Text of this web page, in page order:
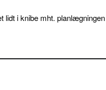
i knibe mht.